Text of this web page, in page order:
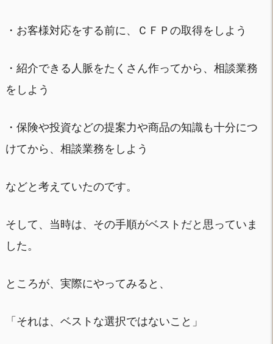
・お客様対応をする前に、ＣＦＰの取得をしよう
・紹介できる人脈をたくさん作ってから、相談業務
をしよう
・保険や投資などの提案力や商品の知識も十分につ
けてから、相談業務をしよう
などと考えていたのです。
そして、当時は、その手順がベストだと思っていま
した。
ところが、実際にやってみると、
「それは、ベストな選択ではないこと」